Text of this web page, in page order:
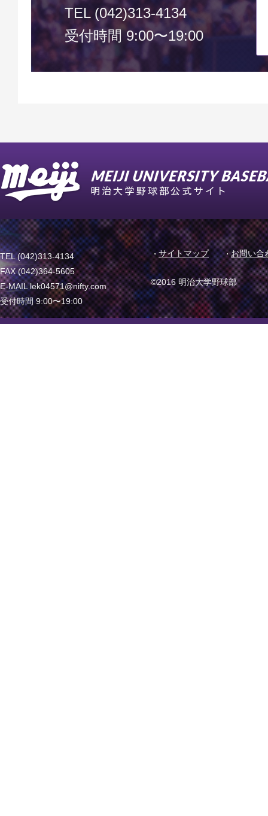
TEL (042)313-4134
受付時間 9:00〜19:00
TEL (042)313-4134
FAX (042)364-5605
E-MAIL lek04571@nifty.com
受付時間 9:00〜19:00
サイトマップ お問い合
©2016 明治大学野球部